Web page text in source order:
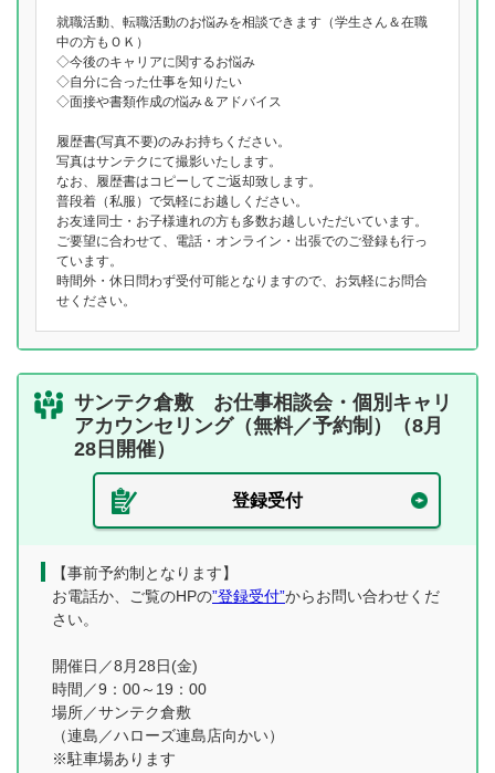
就職活動、転職活動のお悩みを相談できます（学生さん＆在職
中の方もＯＫ）
◇今後のキャリアに関するお悩み
◇自分に合った仕事を知りたい
◇面接や書類作成の悩み＆アドバイス
履歴書(写真不要)のみお持ちください。
写真はサンテクにて撮影いたします。
なお、履歴書はコピーしてご返却致します。
普段着（私服）で気軽にお越しください。
お友達同士・お子様連れの方も多数お越しいただいています。
ご要望に合わせて、電話・オンライン・出張でのご登録も行っ
ています。
時間外・休日問わず受付可能となりますので、お気軽にお問合
せください。
サンテク倉敷 お仕事相談会・個別キャリ
アカウンセリング（無料／予約制）（8月
28日開催）
登録受付
【事前予約制となります】
お電話か、ご覧のHPの”登録受付”からお問い合わせくだ
さい。
開催日／8月28日(金)
時間／9：00～19：00
場所／サンテク倉敷
（連島／ハローズ連島店向かい）
※駐車場あります